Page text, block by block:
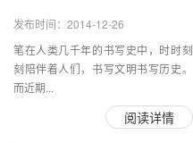
发布时间：2014-12-26
笔在人类几千年的书写史中，时时刻
刻陪伴着人们，书写文明书写历史。
而近期...
阅读详情